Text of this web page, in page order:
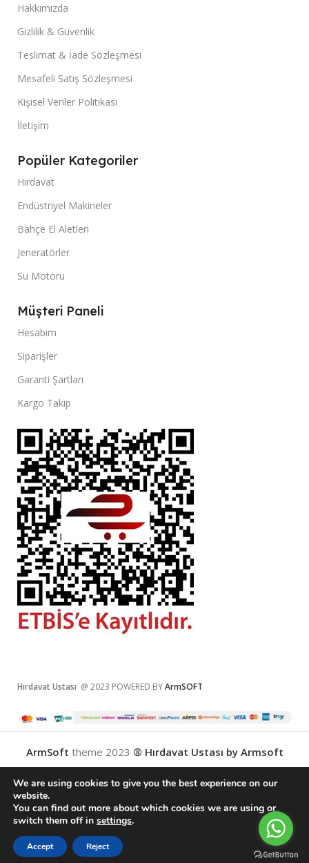
Hakkımızda
Gizlilik & Güvenlik
Teslimat & İade Sözleşmesi
Mesafeli Satış Sözleşmesi
Kişisel Veriler Politikası
İletişim
Popüler Kategoriler
Hırdavat
Endüstriyel Makineler
Bahçe El Aletleri
Jeneratörler
Su Motoru
Müşteri Paneli
Hesabım
Siparişler
Garanti Şartları
Kargo Takip
Hırdavat Ustası @ 2023 POWERED BYArmSOFT
ArmSoft theme 2023 ® Hırdavat Ustası by Armsoft
We are using cookies to give you the best experience on our
website.
You can find out more about which cookies we are using or
switch them off in settings.
Accept Reject
Compare Wishlist Menu
English Türkçe(Turkish)